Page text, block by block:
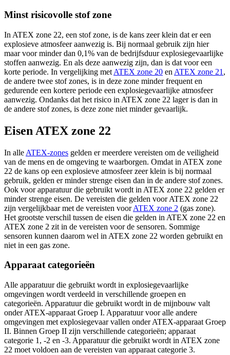
Minst risicovolle stof zone
In ATEX zone 22, een stof zone, is de kans zeer klein dat er een
explosieve atmosfeer aanwezig is. Bij normaal gebruik zijn hier
maar voor minder dan 0,1% van de bedrijfsduur explosiegevaarlijke
stoffen aanwezig. En als deze aanwezig zijn, dan is dat voor een
korte periode. In vergelijking met ATEX zone 20 en ATEX zone 21 ,
de andere twee stof zones, is in deze zone minder frequent en
gedurende een kortere periode een explosiegevaarlijke atmosfeer
aanwezig. Ondanks dat het risico in ATEX zone 22 lager is dan in
de andere stof zones, is deze zone niet minder gevaarlijk.
Eisen ATEX zone 22
In alle ATEX-zones gelden er meerdere vereisten om de veiligheid
van de mens en de omgeving te waarborgen. Omdat in ATEX zone
22 de kans op een explosieve atmosfeer zeer klein is bij normaal
gebruik, gelden er minder strenge eisen dan in de andere stof zones.
Ook voor apparatuur die gebruikt wordt in ATEX zone 22 gelden er
minder strenge eisen. De vereisten die gelden voor ATEX zone 22
zijn vergelijkbaar met de vereisten voorATEX zone 2 (gas zone).
Het grootste verschil tussen de eisen die gelden in ATEX zone 22 en
ATEX zone 2 zit in de vereisten voor de sensoren. Sommige
sensoren kunnen daarom wel in ATEX zone 22 worden gebruikt en
niet in een gas zone.
Apparaat categorieën
Alle apparatuur die gebruikt wordt in explosiegevaarlijke
omgevingen wordt verdeeld in verschillende groepen en
categorieën. Apparatuur die gebruikt wordt in de mijnbouw valt
onder ATEX-apparaat Groep I. Apparatuur voor alle andere
omgevingen met explosiegevaar vallen onder ATEX-apparaat Groep
II. Binnen Groep II zijn verschillende categorieën; apparaat
categorie 1, -2 en -3. Apparatuur die gebruikt wordt in ATEX zone
22 moet voldoen aan de vereisten van apparaat categorie 3.